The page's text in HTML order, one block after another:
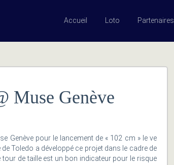
Accueil Loto Partenaires
Muse Genève
Genève pour le lancement de « 102 cm » le ve
Toledo a développé ce projet dans le cadre de
tour de taille est un bon indicateur pour le risque